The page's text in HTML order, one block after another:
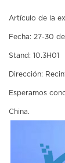
Artículo de la
Fecha: 27-30
Stand: 10.3H01
Dirección:
Esperamos
China.